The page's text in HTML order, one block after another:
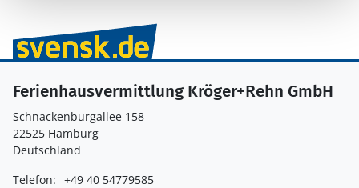
Ferienhausvermittlung Kröger+Rehn GmbH
Schnackenburgallee 158
22525 Hamburg
Deutschland
Telefon: +49 40 54779585